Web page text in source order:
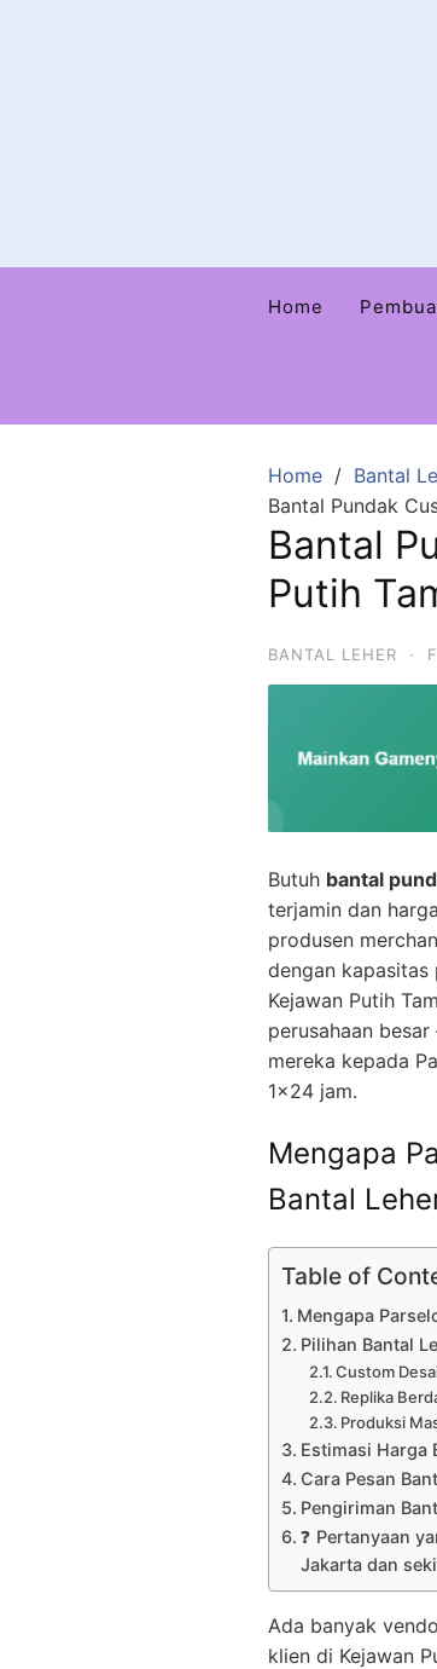
Home
Home
Bantal
Bantal Pundak
Bantal
Putih
BANTAL LEHER ·
Butuh bantal
terjamin dan
produsen
dengan
Kejawan Putih
perusahaan
mereka kepada
1×24 jam.
Mengapa
Bantal
Table of
Mengapa
Pilihan Bantal
Custom
Replika
Produksi
Estimasi Harga
Cara Pesan
Pengiriman
❓ Pertanyaan
Jakarta dan
Ada banyak
klien di Kejawan